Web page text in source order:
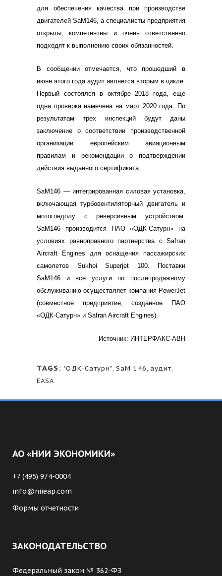
для обеспечения качества при производстве
двигателей SaM146, а специалисты предприятия
открыты, компетентны и очень ответственно
подходят к выполнению своих обязанностей.
В сообщении отмечается, что прошедший в
июне этого года аудит является вторым в цикле.
Первый состоялся в октябре 2018 года, еще
одна проверка намечена на март 2020 года. По
результатам трех инспекций будут даны
заключение о соответствии производственной
организации европейским авиационным
правилам и рекомендации о подтверждении
действия выданного сертификата.
SaM146 — интегрированная силовая установка,
включающая турбовентиляторный двигатель и
мотогондолу с реверсивным устройством.
SaM146 производится ПАО «ОДК-Сатурн» на
условиях равноправного партнерства с Safran
Aircraft Engines для оснащения пассажирских
самолетов Sukhoi Superjet 100. Поставки
SaM146 и все услуги по послепродажному
обслуживанию осуществляет компания PowerJet
(совместное предприятие, созданное ПАО
«ОДК-Сатурн» и Safran Aircraft Engines).
Источник: ИНТЕРФАКС-АВН
TAGS: "ОДК-Сатурн", SaM 146, аудит,
ЕАSA
АО «НИИ ЭКОНОМИКИ»
+7 (495) 974-0004
info@niieap.com
Формы отчетности
ЗАКОНОДАТЕЛЬСТВО
Федеральный закон № 362-ФЗ